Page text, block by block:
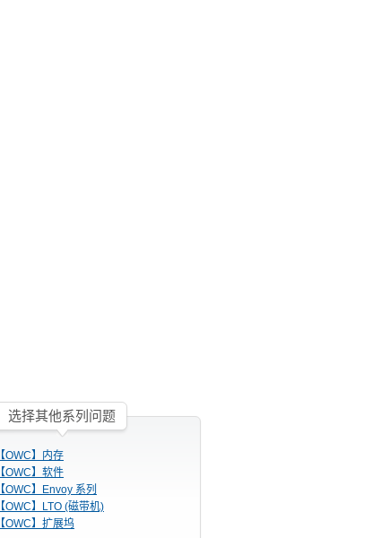
选择其他系列问题
【OWC】内存
【OWC】软件
【OWC】Envoy 系列
【OWC】LTO (磁带机)
【OWC】扩展坞